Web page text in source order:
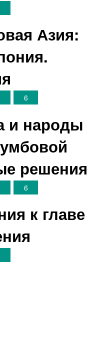
Азия:
6
и народы
решения
6
к главе